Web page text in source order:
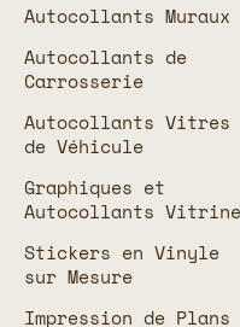
Autocollants Muraux
Autocollants de
Carrosserie
Autocollants Vitres
de Véhicule
Graphiques et
Autocollants Vitrine
Stickers en Vinyle
sur Mesure
Impression de Plans